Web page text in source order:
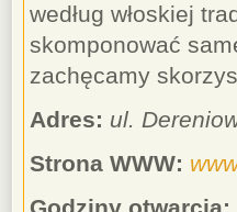
według włoskiej
skomponować
zachęcamy
Adres: ul.
Strona WWW: